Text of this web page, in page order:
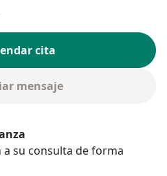
cita
mensaje
a su consulta de forma